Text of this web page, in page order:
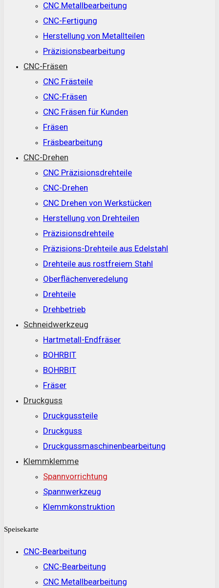
CNC Metallbearbeitung
CNC-Fertigung
Herstellung von Metallteilen
Präzisionsbearbeitung
CNC-Fräsen
CNC Frästeile
CNC-Fräsen
CNC Fräsen für Kunden
Fräsen
Fräsbearbeitung
CNC-Drehen
CNC Präzisionsdrehteile
CNC-Drehen
CNC Drehen von Werkstücken
Herstellung von Drehteilen
Präzisionsdrehteile
Präzisions-Drehteile aus Edelstahl
Drehteile aus rostfreiem Stahl
Oberflächenveredelung
Drehteile
Drehbetrieb
Schneidwerkzeug
Hartmetall-Endfräser
BOHRBIT
BOHRBIT
Fräser
Druckguss
Druckgussteile
Druckguss
Druckgussmaschinenbearbeitung
Klemmklemme
Spannvorrichtung
Spannwerkzeug
Klemmkonstruktion
Speisekarte
CNC-Bearbeitung
CNC-Bearbeitung
CNC Metallbearbeitung